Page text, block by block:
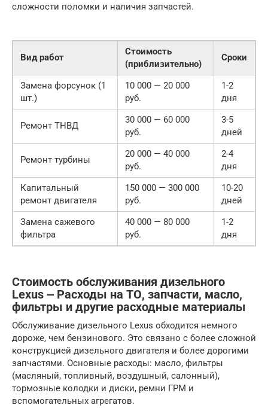
сложности поломки и наличия запчастей.
Вид работ
Стоимость
(приблизительно)
Сроки
Замена форсунок (1
шт.)
10 000 — 20 000
руб.
1-2
дня
Ремонт ТНВД
30 000 — 60 000
руб.
3-5
дней
Ремонт турбины
20 000 — 40 000
руб.
2-4
дня
Капитальный
ремонт двигателя
150 000 — 300 000
руб.
10-20
дней
Замена сажевого
фильтра
40 000 — 80 000
руб.
1-2
дня
Стоимость обслуживания дизельного
Lexus ౼ Расходы на ТО, запчасти, масло,
фильтры и другие расходные материалы
Обслуживание дизельного Lexus обходится немного
дороже, чем бензинового. Это связано с более сложной
конструкцией дизельного двигателя и более дорогими
запчастями. Основные расходы: масло, фильтры
(масляный, топливный, воздушный, салонный),
тормозные колодки и диски, ремни ГРМ и
вспомогательных агрегатов.